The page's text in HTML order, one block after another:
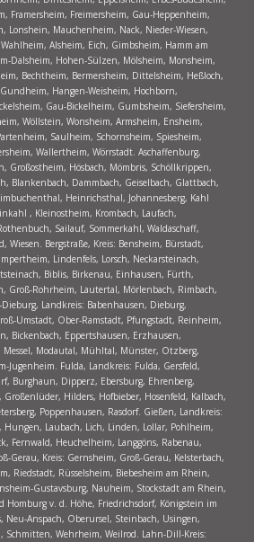
Framersheim, Freimersheim, Gau-Heppenheim,
Lonshein, Mauchenheim, Nack, Nieder-Wiesen,
Alsheim, Eich, Gimbsheim, Hamm am
Dalsheim, Hohen-Sülzen, Mölsheim, Monsheim,
Bechtheim, Bermersheim, Dittelsheim, Heßloch,
Hangen-Weisheim, Hochborn,
Gau-Bickelheim, Gumbsheim, Siefersheim,
Wöllstein, Wonsheim, Armsheim, Ensheim,
Saulheim, Schornsheim, Spiesheim,
Wallertheim, Wörrstadt. Aschaffenburg,
Großostheim, Hösbach, Mömbris, Schöllkrippen,
Blankenbach, Dammbach, Geiselbach, Glattbach,
Heinrichsthal, Johannesberg, Kahl
, Kleinostheim, Krombach, Laufach,
Sailauf, Sommerkahl, Waldaschaff,
Wiesen. Bergstraße, Kreis: Bensheim, Bürstadt,
Lindenfels, Lorsch, Neckarsteinach,
Biblis, Birkenau, Einhausen, Fürth,
Groß-Rohrheim, Lautertal, Mörlenbach, Rimbach,
Landkreis: Babenhausen, Dieburg,
Umstadt, Ober-Ramstadt, Pfungstadt, Reinheim,
Bickenbach, Eppertshausen, Erzhausen,
Messel, Modautal, Mühltal, Münster, Otzberg,
Jugenheim. Fulda, Landkreis: Fulda, Gersfeld,
Burghaun, Dipperz, Ebersburg, Ehrenberg,
Hilders, Hofbieber, Hosenfeld, Kalbach,
Poppenhausen, Rasdorf. Gießen, Landkreis:
Laubach, Lich, Linden, Lollar, Pohlheim,
Fernwald, Heuchelheim, Langgöns, Rabenau,
Gerau, Kreis: Gernsheim, Groß-Gerau, Kelsterbach,
Riedstadt, Rüsselsheim, Biebesheim am Rhein,
Gustavsburg, Nauheim, Stockstadt am Rhein,
Homburg v. d. Höhe, Friedrichsdorf, Königstein im
Neu-Anspach, Oberursel, Steinbach, Usingen,
Schmitten, Wehrheim, Weilrod. Lahn-Dill-Kreis: